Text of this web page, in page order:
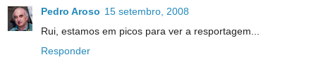
Pedro Aroso 15 setembro, 2008
Rui, estamos em picos para ver a resportagem...
Responder